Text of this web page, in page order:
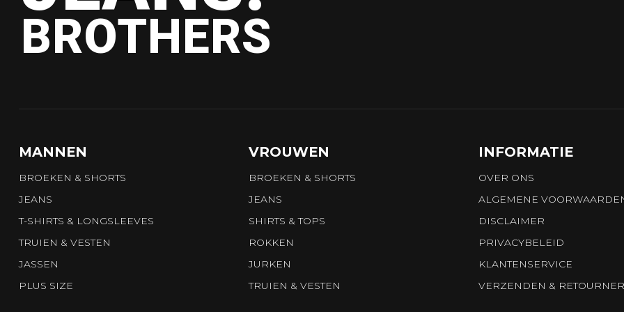
BROTHERS
MANNEN
BROEKEN & SHORTS
JEANS
T-SHIRTS & LONGSLEEVES
TRUIEN & VESTEN
JASSEN
PLUS SIZE
VROUWEN
BROEKEN & SHORTS
JEANS
SHIRTS & TOPS
ROKKEN
JURKEN
TRUIEN & VESTEN
INFORMATIE
OVER ONS
ALGEMENE
DISCLAIMER
PRIVACYBELEID
KLANTENSERVICE
VERZENDEN &